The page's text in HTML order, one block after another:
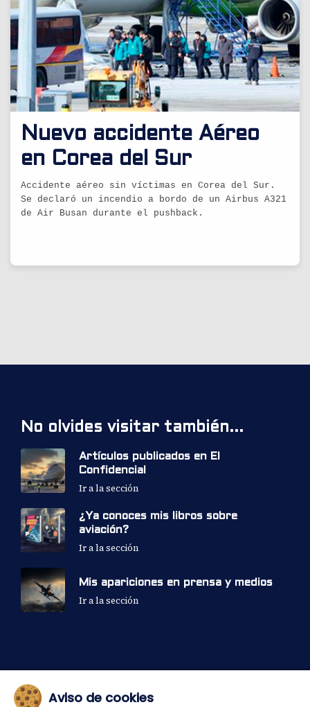
Nuevo accidente Aéreo
en Corea del Sur
Accidente aéreo sin víctimas en Corea del Sur.
Se declaró un incendio a bordo de un Airbus A321
de Air Busan durante el pushback.
No olvides visitar también...
Artículos publicados en El
Confidencial
Ir a la sección
¿Ya conoces mis libros sobre
aviación?
Ir a la sección
Mis apariciones en prensa y medios
Ir a la sección
Web desarrollada y © 2023-2026 Pedro Carvalho — Todos
los derechos reservados.
Aviso de cookies